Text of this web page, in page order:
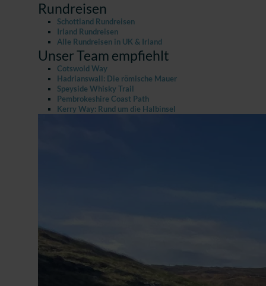
Rundreisen
Schottland Rundreisen
Irland Rundreisen
Alle Rundreisen in UK & Irland
Unser Team empfiehlt
Cotswold Way
Hadrianswall: Die römische Mauer
Speyside Whisky Trail
Pembrokeshire Coast Path
Kerry Way: Rund um die Halbinsel